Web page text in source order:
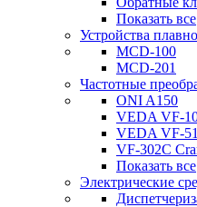
Показать все
Устройства
MCD-100
MCD-201
Частотные
ONI A150
VEDA VF-
VEDA VF-51
VF-302C
Показать все
Электрические